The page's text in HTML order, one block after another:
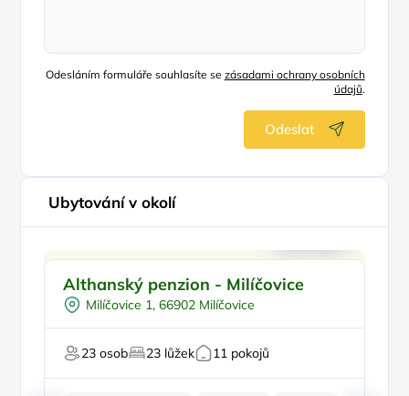
Odesláním formuláře souhlasíte se zásadami ochrany osobních
údajů.
Odeslat
Ubytování v okolí
Snídaně
Pro turisty
Althanský penzion - Milíčovice
Milíčovice 1, 66902 Milíčovice
23 osob 23 lůžek 11 pokojů